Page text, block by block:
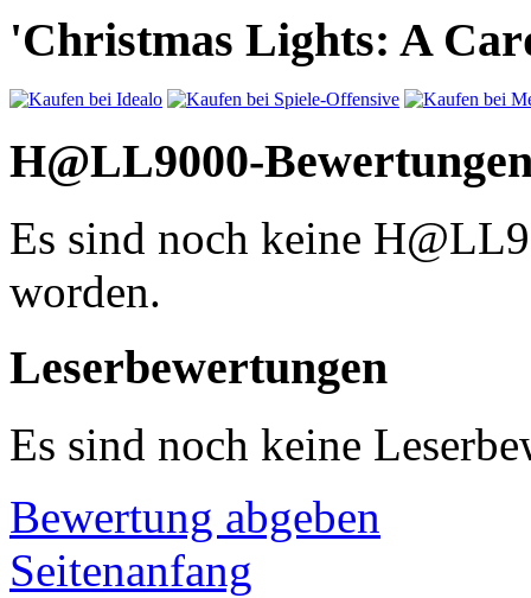
'Christmas Lights: A
H@LL9000-
Es sind noch keine
worden.
Leserbewertungen
Es sind noch keine
Bewertung abgeben
Seitenanfang